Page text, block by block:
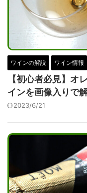
ワインの解説 ワイン情報
【初心者必見】オ
インを画像入りで
2023/6/21